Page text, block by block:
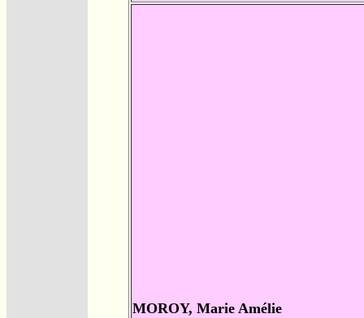
MOROY, Marie Amélie